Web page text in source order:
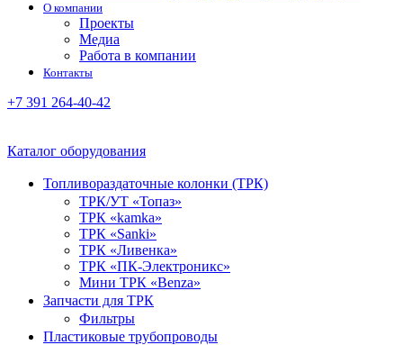
О компании
Проекты
Медиа
Работа в компании
Контакты
+7 391 264-40-42
Каталог оборудования
Топливораздаточные колонки (ТРК)
ТРК/УТ «Топаз»
ТРК «kamka»
ТРК «Sanki»
ТРК «Ливенка»
ТРК «ПК-Электроникс»
Мини ТРК «Benza»
Запчасти для ТРК
Фильтры
Пластиковые трубопроводы